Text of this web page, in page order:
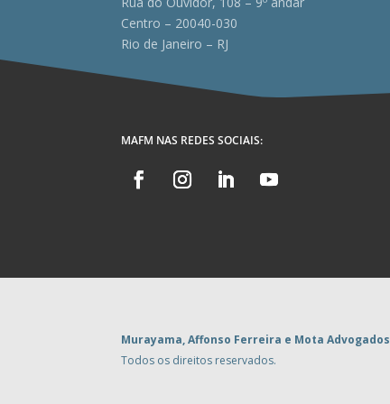
Centro – 20040-030
Rio de Janeiro – RJ
MAFM NAS REDES SOCIAIS:
Murayama, Affonso Ferreira e Mota Advogados
Todos os direitos reservados.